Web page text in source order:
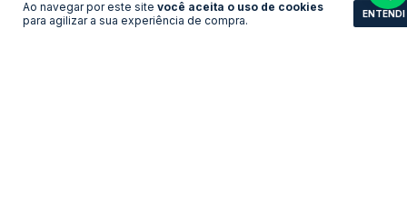
Ao navegar por este site você aceita o uso de cookies
para agilizar a sua experiência de compra.
ENTENDI